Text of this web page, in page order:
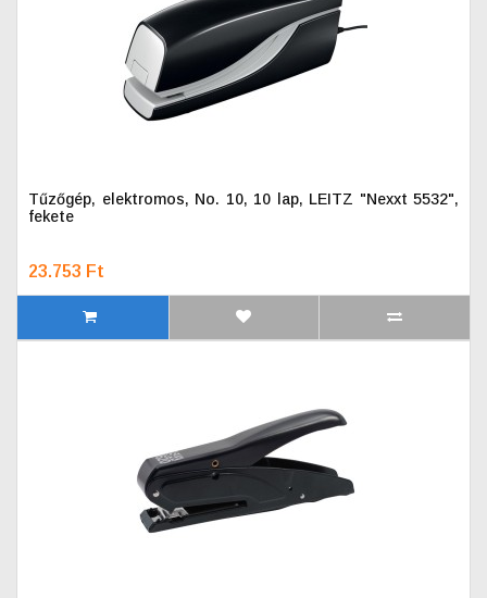
Tűzőgép, elektromos, No. 10, 10 lap, LEITZ "Nexxt 5532",
fekete
23.753 Ft